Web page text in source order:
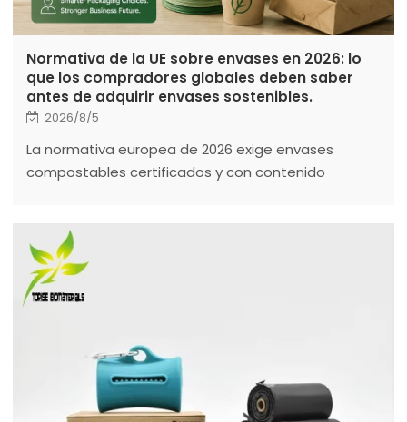
Normativa de la UE sobre envases en 2026: lo
que los compradores globales deben saber
antes de adquirir envases sostenibles.
2026/8/5
La normativa europea de 2026 exige envases
compostables certificados y con contenido
estrategia de envasado sostenible y preparada
para el futuro.